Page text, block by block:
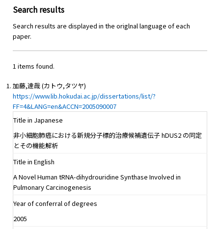
Search results
Search results are displayed in the origlnal language of each
paper.
1 items found.
加藤,達哉 (カトウ,タツヤ)
https://www.lib.hokudai.ac.jp/dissertations/list/?
FF=4&LANG=en&ACCN=2005090007
Title in Japanese
非小細胞肺癌における新規分子標的治療候補遺伝子 hDUS2 の同定
とその機能解析
Title in English
A Novel Human tRNA-dihydrouridine Synthase Involved in
Pulmonary Carcinogenesis
Year of conferral of degrees
2005